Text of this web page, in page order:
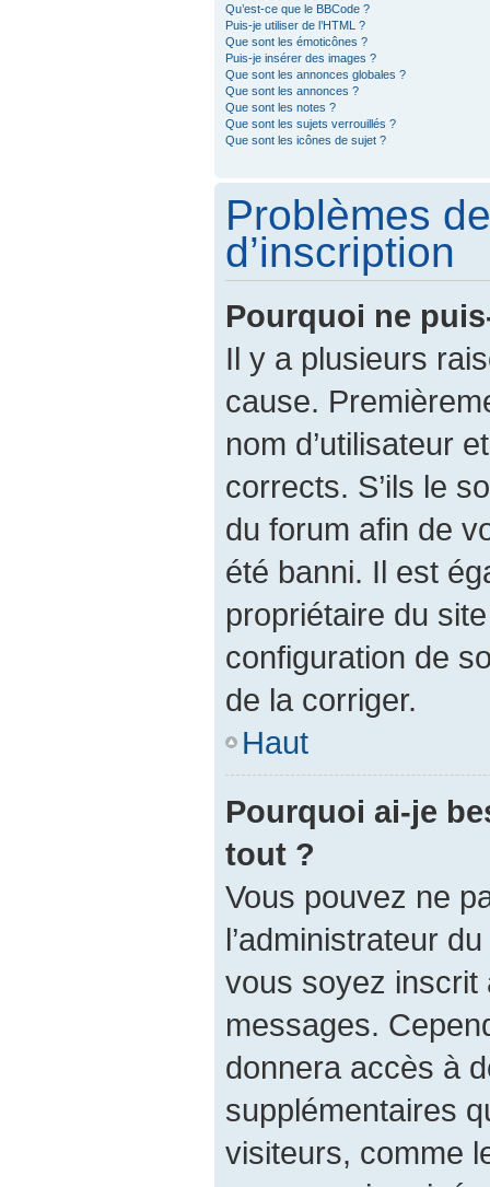
Qu’est-ce que le BBCode ?
Puis-je utiliser de l’HTML ?
Que sont les émoticônes ?
Puis-je insérer des images ?
Que sont les annonces globales ?
Que sont les annonces ?
Que sont les notes ?
Que sont les sujets verrouillés ?
Que sont les icônes de sujet ?
Problèmes
d’inscription
Pourquoi ne
Il y a plusieurs
cause.
nom d’utilisateur
corrects. S’ils le
du forum afin de
été banni. Il est
propriétaire du
configuration de
de la corriger.
Haut
Pourquoi ai-je
tout ?
Vous pouvez ne
l’administrateur
vous soyez inscrit
messages.
donnera accès à
supplémentaires
visiteurs, comme